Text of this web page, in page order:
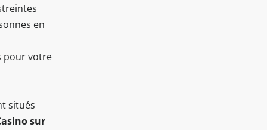
en
pour votre
situés
sur